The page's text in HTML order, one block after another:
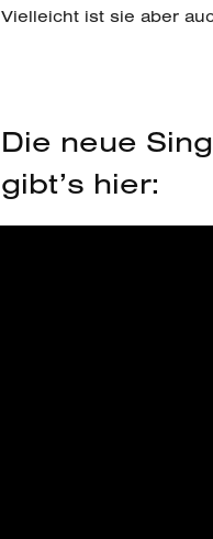
Vielleicht ist sie aber
Die neue
gibt’s hier: